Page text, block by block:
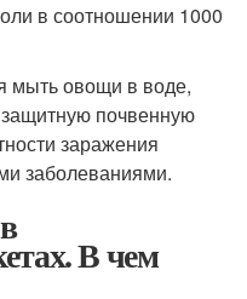
в соотношении 1000
мыть овощи в воде,
почвенную
заражения
заболеваниями.
В чем